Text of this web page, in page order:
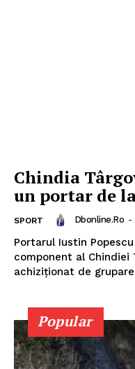
Chindia
un portar de
SPORT Dbonline.ro -
Portarul Iustin
component al Chindiei
achiziționat de
Popular